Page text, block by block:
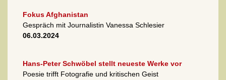
Fokus Afghanistan
Gespräch mit Journalistin Vanessa Schlesier
06.03.2024
Hans-Peter Schwöbel stellt neueste Werke vor
Poesie trifft Fotografie und kritischen Geist